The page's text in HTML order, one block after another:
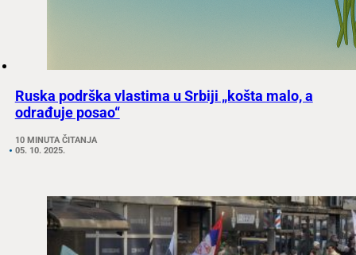
Ruska podrška vlastima u Srbiji „košta malo, a
odrađuje posao“
10 MINUTA ČITANJA
05. 10. 2025.